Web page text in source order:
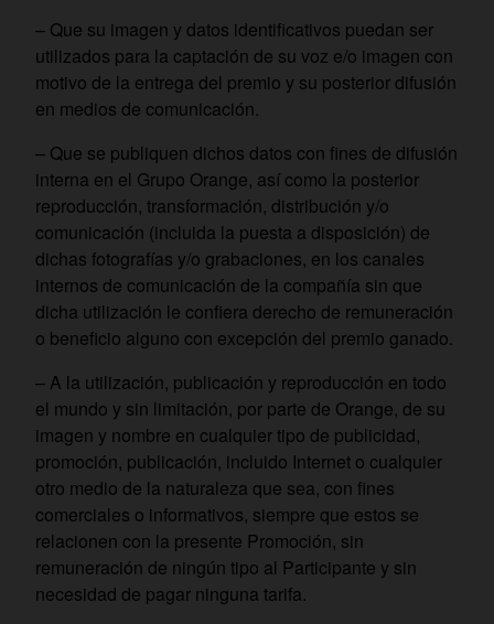
– Que su imagen y datos identificativos puedan ser
utilizados para la captación de su voz e/o imagen con
motivo de la entrega del premio y su posterior difusión
en medios de comunicación.
– Que se publiquen dichos datos con fines de difusión
interna en el Grupo Orange, así como la posterior
reproducción, transformación, distribución y/o
comunicación (incluida la puesta a disposición) de
dichas fotografías y/o grabaciones, en los canales
internos de comunicación de la compañía sin que
dicha utilización le confiera derecho de remuneración
o beneficio alguno con excepción del premio ganado.
– A la utilización, publicación y reproducción en todo
el mundo y sin limitación, por parte de Orange, de su
imagen y nombre en cualquier tipo de publicidad,
promoción, publicación, incluido Internet o cualquier
otro medio de la naturaleza que sea, con fines
comerciales o informativos, siempre que estos se
relacionen con la presente Promoción, sin
remuneración de ningún tipo al Participante y sin
necesidad de pagar ninguna tarifa.